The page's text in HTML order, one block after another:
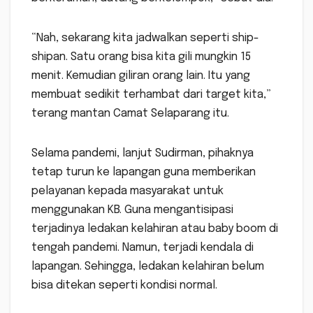
“Nah, sekarang kita jadwalkan seperti ship-
shipan. Satu orang bisa kita gili mungkin 15
menit. Kemudian giliran orang lain. Itu yang
membuat sedikit terhambat dari target kita,”
terang mantan Camat Selaparang itu.
Selama pandemi, lanjut Sudirman, pihaknya
tetap turun ke lapangan guna memberikan
pelayanan kepada masyarakat untuk
menggunakan KB. Guna mengantisipasi
terjadinya ledakan kelahiran atau baby boom di
tengah pandemi. Namun, terjadi kendala di
lapangan. Sehingga, ledakan kelahiran belum
bisa ditekan seperti kondisi normal.